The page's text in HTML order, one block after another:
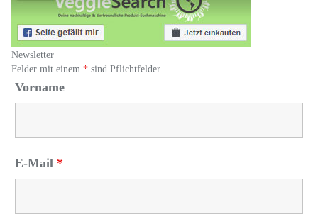
Newsletter
Felder mit einem * sind Pflichtfelder
Vorname
E-Mail *